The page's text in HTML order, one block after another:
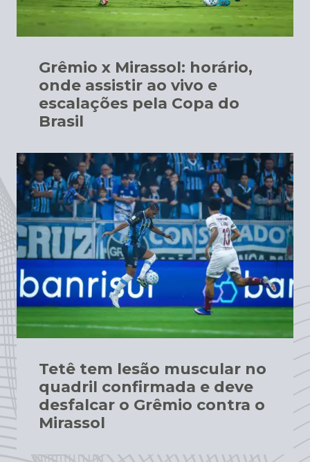
Grêmio x Mirassol: horário,
onde assistir ao vivo e
escalações pela Copa do
Brasil
Tetê tem lesão muscular no
quadril confirmada e deve
desfalcar o Grêmio contra o
Mirassol